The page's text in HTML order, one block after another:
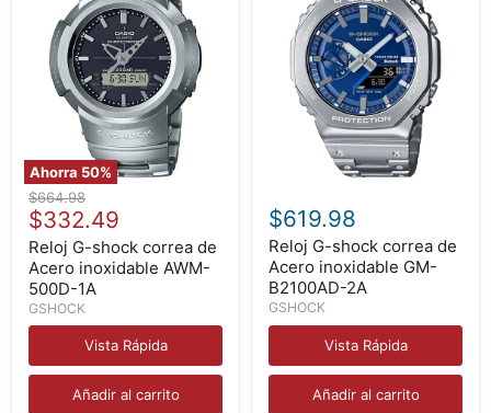
Ahorra 50%
Reloj
G-
shock
correa
de
Acero
inoxidable
AWM-
500D-
Precio
original
$664.98
Precio
actual
$332.49
Reloj G-shock correa de
Acero inoxidable AWM-
500D-1A
GSHOCK
Vista Rápida
Añadir al carrito
G-
shock
correa
de
Acero
inoxidable
GM-
B2100AD-
$619.98
Reloj G-shock correa de
Acero inoxidable GM-
B2100AD-2A
GSHOCK
Vista Rápida
Añadir al carrito